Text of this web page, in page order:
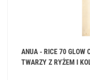
ANUA - RICE 70 GLOW
TWARZY Z RYŻEM I